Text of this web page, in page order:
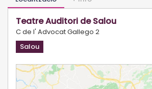
Teatre Auditori de Salou
C de l' Advocat Gallego 2
Salou